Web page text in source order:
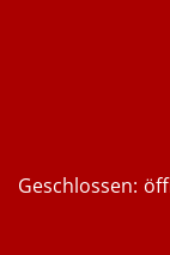
Klicken, um
Geschlossen: